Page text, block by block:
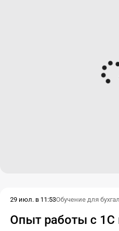
29 июл. в 11:53Обучение для
Опыт работы с 1С